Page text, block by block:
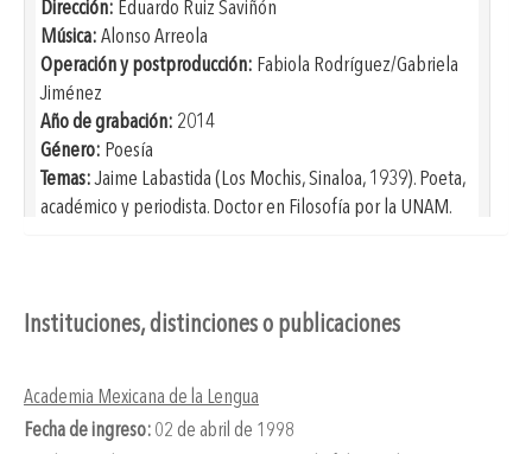
Dirección: Eduardo Ruiz Saviñón
Música: Alonso Arreola
Operación y postproducción: Fabiola Rodríguez/Gabriela
Jiménez
Año de grabación: 2014
Género: Poesía
Temas:Jaime Labastida (Los Mochis, Sinaloa, 1939). Poeta,
académico y periodista. Doctor en Filosofía por la UNAM.
XX publicaron dos libros que distinguieron al grupo por su
académicos a lo largo de su trayectoria. Es director de la
Academia Mexicana de la Lengua (desde 2011), es
Instituciones, distinciones o publicaciones
Academia Mexicana de la Lengua
Fecha de ingreso: 02 de abril de 1998